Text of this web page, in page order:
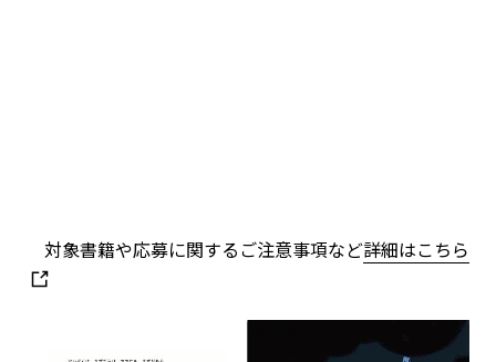
対象書籍や応募に関するご注意事項など詳細はこちら